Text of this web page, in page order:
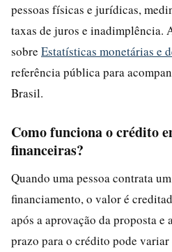
pessoas físicas e jurídicas,
taxas de juros e inadimplência.
sobre Estatísticas monetárias e
referência pública para
Brasil.
Como funciona o crédito
financeiras?
Quando uma pessoa contrata
financiamento, o valor é
após a aprovação da proposta e
prazo para o crédito pode